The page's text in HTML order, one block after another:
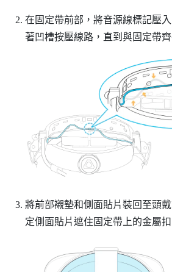
在固定帶前部，將音源線標記壓
著凹槽按壓線路，直到與固定帶齊
將前部襯墊和側面貼片裝回至頭
定側面貼片遮住固定帶上的金屬扣